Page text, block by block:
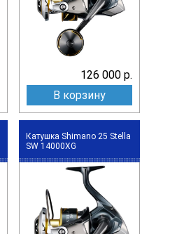
126 000 р.
В корзину
Катушка Shimano 25 Stella
SW 14000XG